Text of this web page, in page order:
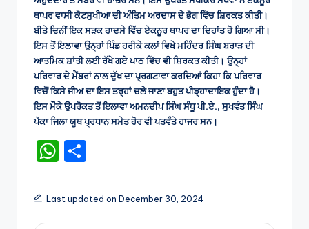
ਥਾਪਰ ਵਾਸੀ ਕੋਟਸੁਖੀਆ ਦੀ ਅੰਤਿਮ ਅਰਦਾਸ ਦੇ ਭੋਗ ਵਿੱਚ ਸ਼ਿਰਕਤ ਕੀਤੀ।
ਬੀਤੇ ਦਿਨੀਂ ਇਕ ਸੜਕ ਹਾਦਸੇ ਵਿੱਚ ਏਕਨੂਰ ਥਾਪਰ ਦਾ ਦਿਹਾਂਤ ਹੋ ਗਿਆ ਸੀ।
ਇਸ ਤੋਂ ਇਲਾਵਾ ਉਨ੍ਹਾਂ ਪਿੰਡ ਹਰੀਕੇ ਕਲਾਂ ਵਿਖੇ ਮਹਿੰਦਰ ਸਿੰਘ ਬਰਾੜ ਦੀ
ਆਤਮਿਕ ਸ਼ਾਂਤੀ ਲਈ ਰੱਖੇ ਗਏ ਪਾਠ ਵਿੱਚ ਵੀ ਸ਼ਿਰਕਤ ਕੀਤੀ। ਉਨ੍ਹਾਂ
ਪਰਿਵਾਰ ਦੇ ਮੈਂਬਰਾਂ ਨਾਲ ਦੁੱਖ ਦਾ ਪ੍ਰਗਟਾਵਾ ਕਰਦਿਆਂ ਕਿਹਾ ਕਿ ਪਰਿਵਾਰ
ਵਿਚੋਂ ਕਿਸੇ ਜੀਅ ਦਾ ਇਸ ਤਰ੍ਹਾਂ ਚਲੇ ਜਾਣਾ ਬਹੁਤ ਪੀੜ੍ਹਾਦਾਇਕ ਹੁੰਦਾ ਹੈ।
ਇਸ ਮੌਕੇ ਉਪਰੋਕਤ ਤੋਂ ਇਲਾਵਾ ਅਮਨਦੀਪ ਸਿੰਘ ਸੰਧੂ ਪੀ.ਏ., ਸੁਖਵੰਤ ਸਿੰਘ
ਪੱਕਾ ਜਿਲਾ ਯੂਥ ਪ੍ਰਧਾਨ ਸਮੇਤ ਹੋਰ ਵੀ ਪਤਵੰਤੇ ਹਾਜਰ ਸਨ।
W
a
ts
ar
e
Last updated on December 30, 2024